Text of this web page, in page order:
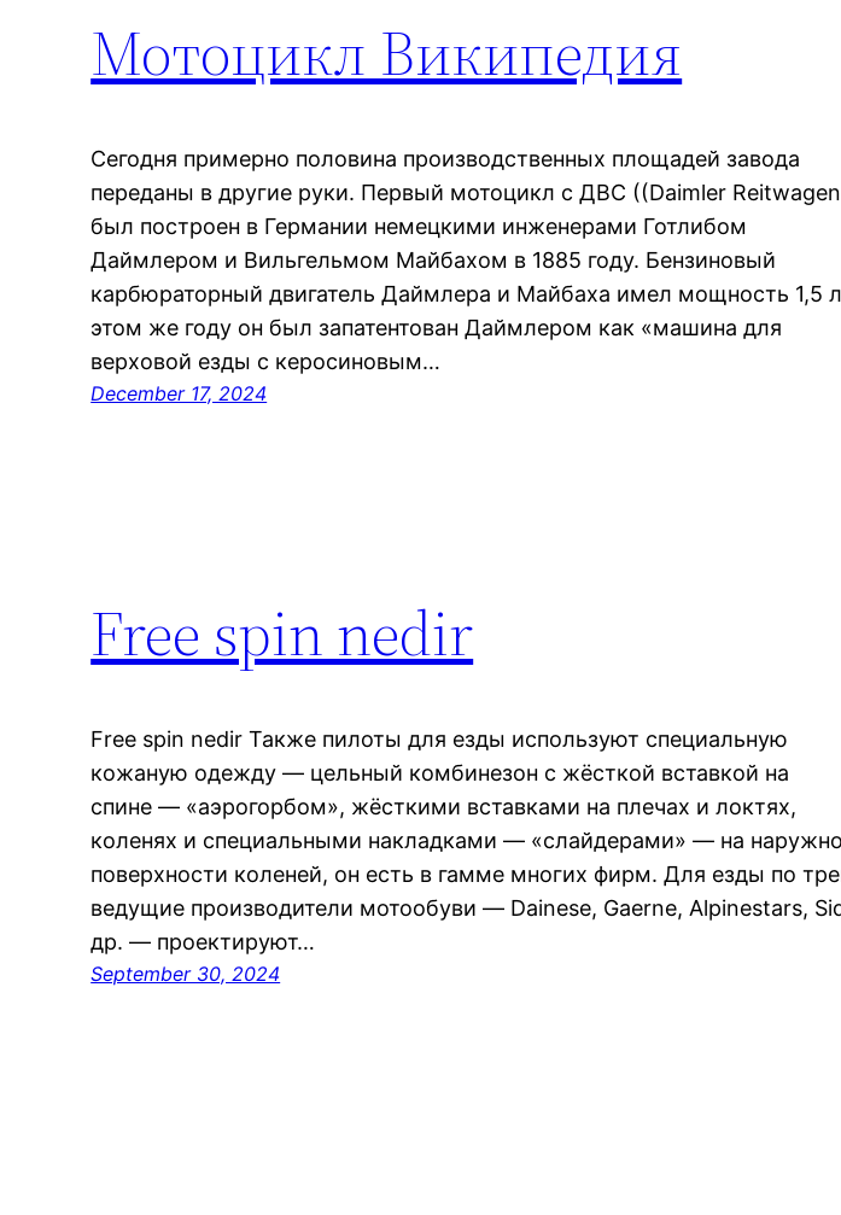
Мотоцикл Википедия
Сегодня примерно половина производственных площадей завода
переданы в другие руки. Первый мотоцикл с ДВС ((Daimler
был построен в Германии немецкими инженерами Готлибом
Даймлером и Вильгельмом Майбахом в 1885 году. Бензиновый
карбюраторный двигатель Даймлера и Майбаха имел мощность 1,5
этом же году он был запатентован Даймлером как «машина для
верховой езды с керосиновым…
December 17, 2024
Free spin nedir
Free spin nedir Также пилоты для езды используют специальную
кожаную одежду — цельный комбинезон с жёсткой вставкой на
спине — «аэрогорбом», жёсткими вставками на плечах и локтях,
коленях и специальными накладками — «слайдерами» — на
поверхности коленей, он есть в гамме многих фирм. Для езды по
ведущие производители мотообуви — Dainese, Gaerne, Alpinestars,
др. — проектируют…
September 30, 2024